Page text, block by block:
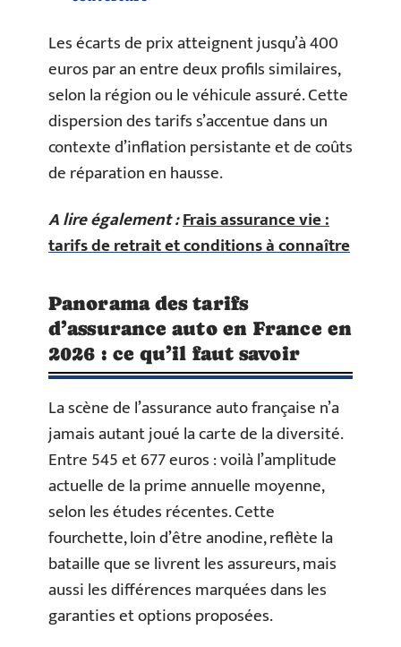
Les écarts de prix atteignent jusqu’à 400
euros par an entre deux profils similaires,
selon la région ou le véhicule assuré. Cette
dispersion des tarifs s’accentue dans un
contexte d’inflation persistante et de coûts
de réparation en hausse.
A lire également :Frais assurance vie :
tarifs de retrait et conditions à connaître
Panorama des tarifs
d’assurance auto en France en
2026 : ce qu’il faut savoir
La scène de l’assurance auto française n’a
jamais autant joué la carte de la diversité.
Entre 545 et 677 euros : voilà l’amplitude
actuelle de la prime annuelle moyenne,
selon les études récentes. Cette
fourchette, loin d’être anodine, reflète la
bataille que se livrent les assureurs, mais
aussi les différences marquées dans les
garanties et options proposées.